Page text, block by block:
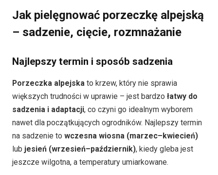
Jak pielęgnować porzeczkę alpejską
– sadzenie, cięcie, rozmnażanie
Najlepszy termin i sposób sadzenia
Porzeczka alpejska to krzew, który nie sprawia
większych trudności w uprawie – jest bardzo łatwy do
sadzenia i adaptacji, co czyni go idealnym wyborem
nawet dla początkujących ogrodników. Najlepszy termin
na sadzenie to wczesna wiosna (marzec–kwiecień)
lub jesień (wrzesień–październik), kiedy gleba jest
jeszcze wilgotna, a temperatury umiarkowane.